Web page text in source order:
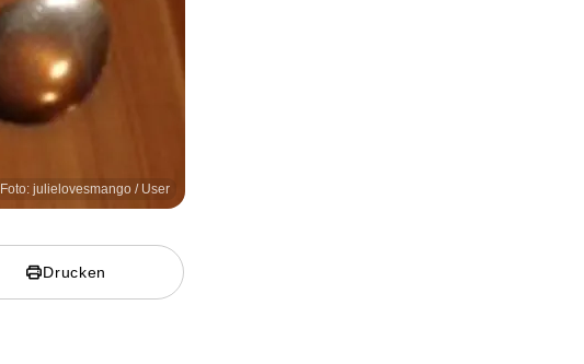
Foto: julielovesmango / User
Drucken